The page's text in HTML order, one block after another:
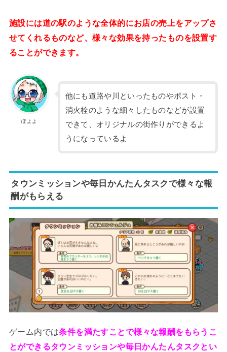
施設には道の駅のような全体的にお店の売上をアップさ
せてくれるものなど、様々な効果を持ったものを設置す
ることができます。
ぽよよ
他にも道路や川といったものやポスト・
消火栓のような細々したものなどが設置
できて、オリジナルの街作りができるよ
うになっているよ
タウンミッションや毎日かんたんタスクで様々な報
酬がもらえる
ゲーム内では条件を満たすことで様々な報酬をもらうこ
とができるタウンミッションや毎日かんたんタスクとい